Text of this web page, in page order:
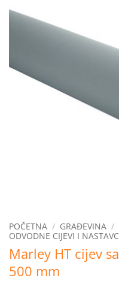
POČETNA / GRAĐEVINA /
ODVODNE CIJEVI I
Marley HT cijev
500 mm